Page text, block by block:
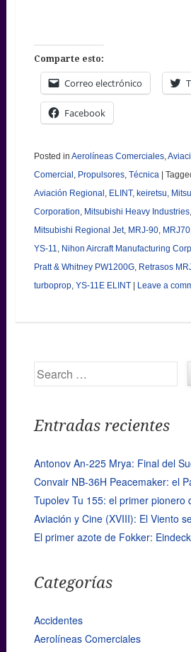
Comparte esto:
Correo electrónico
Facebook
Posted in Aerolíneas Comerciales,
Comercial Propulsores, Técnica |
Aviación Regional ELINT, keiretsu
Corporation Mitsubishi Heavy Industries,
Mitsubishi Regional Jet, MRJ-90, MRJ70,
YS-11
Nihon Aircraft Manufacturing
Pratt & Whitney PW1200G, Retrasos
turboprop, YS-11E ELINT | Leave a
Search
Entradas recientes
Antonov An-225 Mrya: Final del
Convair NB-36H Peacemaker: el
Tupolev Tu 155: el primer pionero
Aviación y Cine (XVIII): El Viento
El primer azote de Fokker:
Categorías
Accidentes
Aerolíneas Comerciales